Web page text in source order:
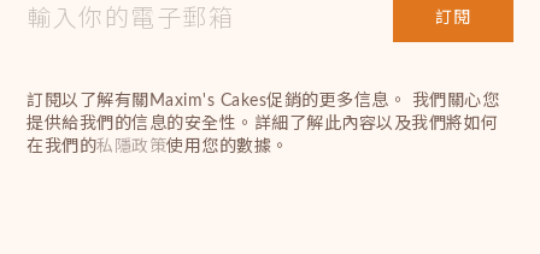
訂閱
訂閱以了解有關Maxim's Cakes促銷的更多信息。 我們關心您
提供給我們的信息的安全性。詳細了解此內容以及我們將如何
在我們的私隱政策使用您的數據。